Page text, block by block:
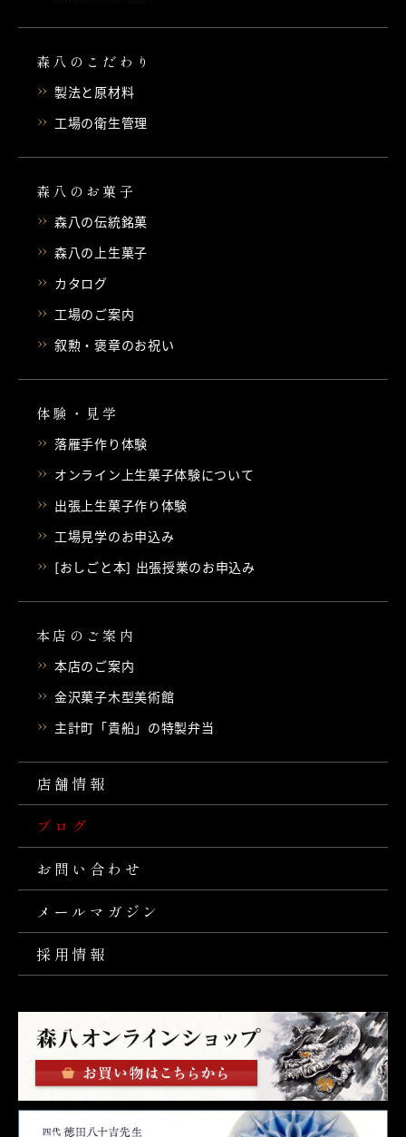
森八のこだわり
製法と原材料
工場の衛生管理
森八のお菓子
森八の伝統銘菓
森八の上生菓子
カタログ
工場のご案内
叙勲・褒章のお祝い
体験・見学
落雁手作り体験
オンライン上生菓子体験について
出張上生菓子作り体験
工場見学のお申込み
[おしごと本] 出張授業のお申込み
本店のご案内
本店のご案内
金沢菓子木型美術館
主計町「貴船」の特製弁当
店舗情報
ブログ
お問い合わせ
メールマガジン
採用情報